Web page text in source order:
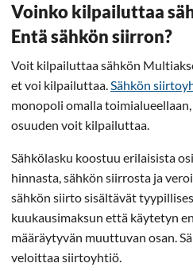
Voinko kilpailuttaa
Entä sähkön siirron?
Voit kilpailuttaa sähkön
et voi kilpailuttaa.Sähkön
monopoli omalla
osuuden voit kilpailuttaa.
Sähkölasku koostuu erilaisista
hinnasta, sähkön siirrosta ja
sähkön siirto sisältävät
kuukausimaksun että käytetyn
määräytyvän muuttuvan osan.
veloittaa siirtoyhtiö.